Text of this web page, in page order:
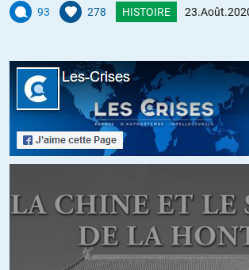
Résultat : ils ont la plus grande population
au monde et leur GAFAM commences à nous
Conclusion : mea-culpa , désolé ; le concept
pour les Anglo-saxons , à réessayer d’ici
+8 ALERTER
Toine//25.08.2020 à 00h29
cas de la France comme celui des autres
93 278 HISTOIRE